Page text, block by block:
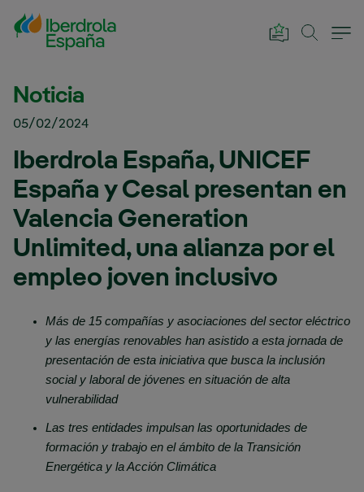
Saltar al contenido principal
Noticia
05/02/2024
Iberdrola España, UNICEF
España y Cesal presentan en
Valencia Generation
Unlimited, una alianza por el
empleo joven inclusivo
Más de 15 compañías y asociaciones del sector eléctrico
y las energías renovables han asistido a esta jornada de
presentación de esta iniciativa que busca la inclusión
social y laboral de jóvenes en situación de alta
vulnerabilidad
Las tres entidades impulsan las oportunidades de
formación y trabajo en el ámbito de la Transición
Energética y la Acción Climática